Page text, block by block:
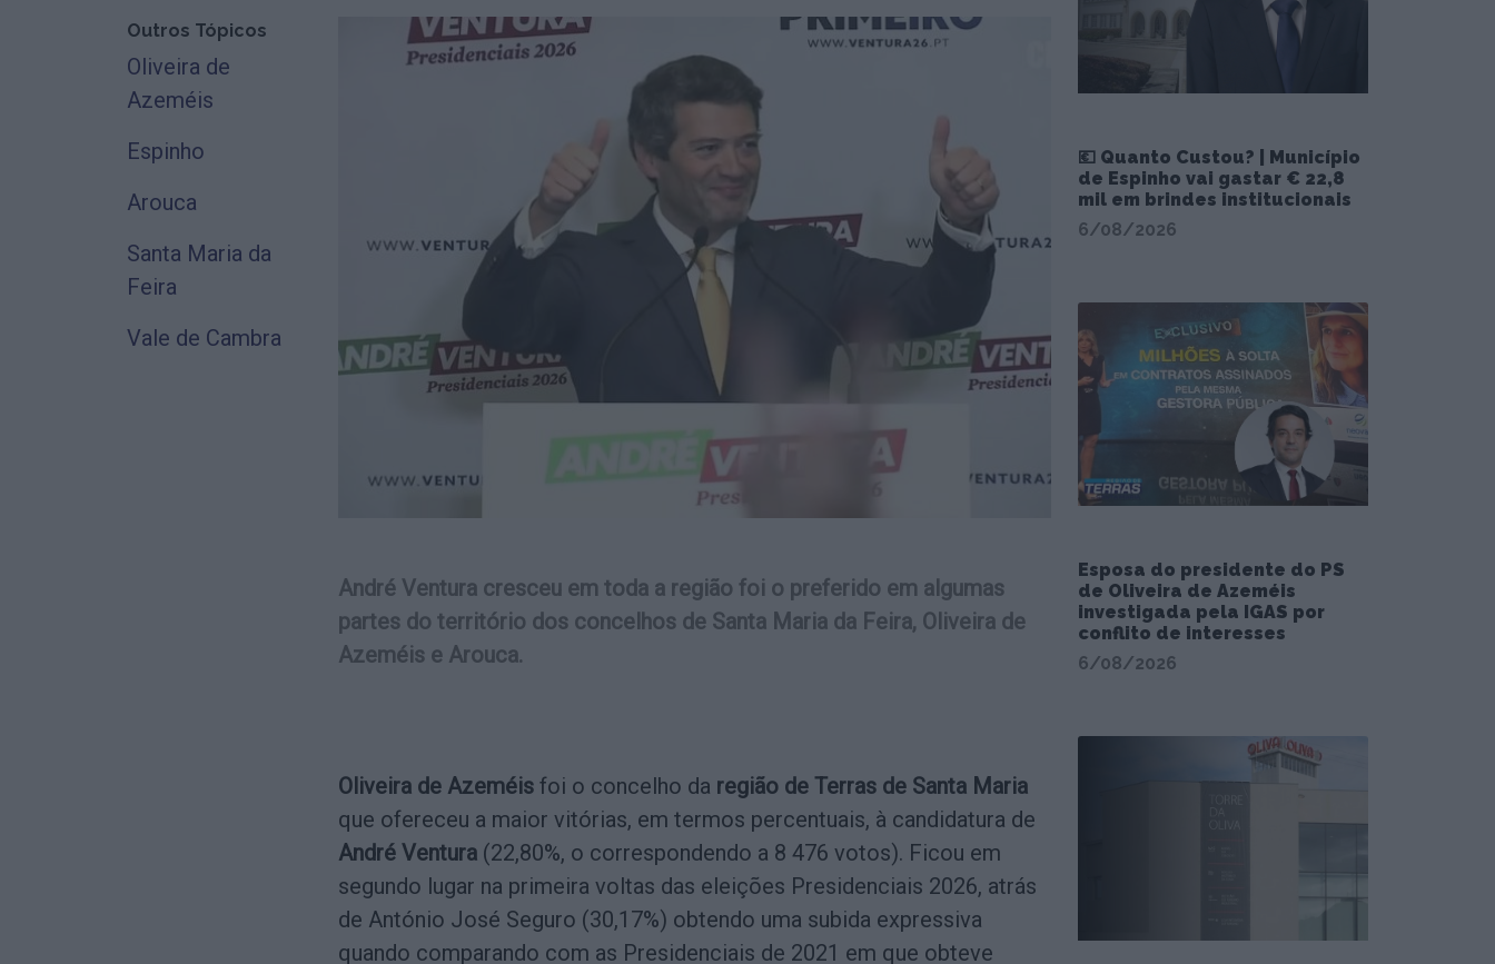
Outros Tópicos
Oliveira de
Azeméis
Espinho
Arouca
Santa Maria da
Feira
Vale de Cambra
André Ventura cresceu em toda a região foi o preferido em algumas
partes do território dos concelhos de Santa Maria da Feira, Oliveira de
Azeméis e Arouca.
Oliveira de Azeméis foi o concelho da região de Terras de Santa Maria
que ofereceu a maior vitórias, em termos percentuais, à candidatura de
André Ventura (22,80%, o correspondendo a 8 476 votos). Ficou em
segundo lugar na primeira voltas das eleições Presidenciais 2026, atrás
de António José Seguro (30,17%) obtendo uma subida expressiva
quando comparando com as Presidenciais de 2021 em que obteve
💶 Quanto Custou? | Município
de Espinho vai gastar € 22,8
mil em brindes institucionais
6/08/2026
Esposa do presidente do PS
de Oliveira de Azeméis
investigada pela IGAS por
conflito de interesses
6/08/2026